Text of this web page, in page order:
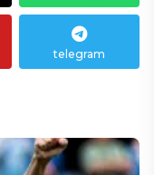
telegram